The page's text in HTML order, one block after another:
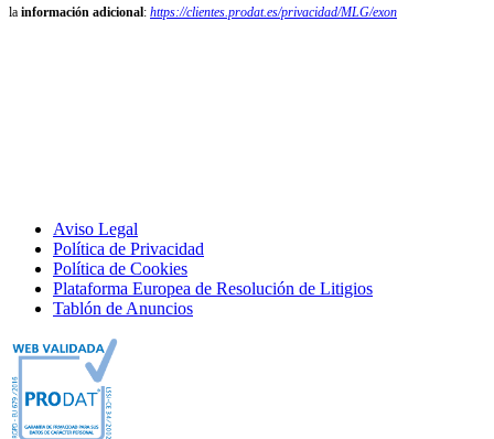
la información adicional: https://clientes.prodat.es/privacidad/MLG/exon
Aviso Legal
Política de Privacidad
Política de Cookies
Plataforma Europea de Resolución de Litigios
Tablón de Anuncios